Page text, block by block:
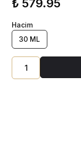
₺ 579.95
Hacim
30 ML